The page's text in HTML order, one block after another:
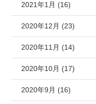
2021年1月 (16)
2020年12月 (23)
2020年11月 (14)
2020年10月 (17)
2020年9月 (16)